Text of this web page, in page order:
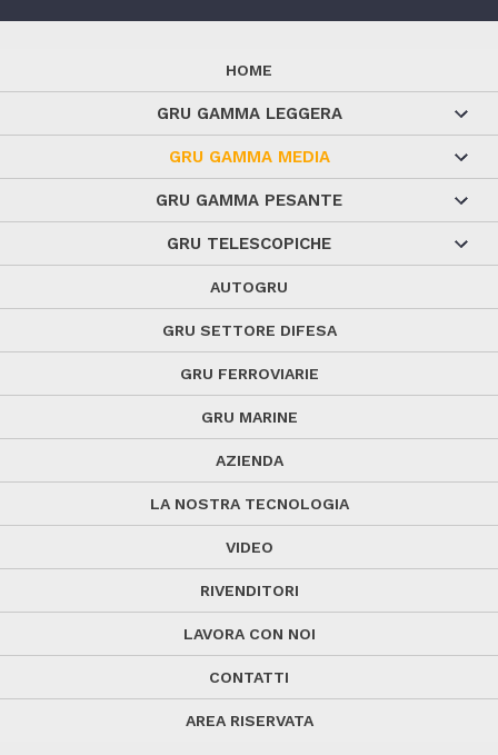
HOME
GRU GAMMA LEGGERA
GRU GAMMA MEDIA
GRU GAMMA PESANTE
GRU TELESCOPICHE
AUTOGRU
GRU SETTORE DIFESA
GRU FERROVIARIE
GRU MARINE
AZIENDA
LA NOSTRA TECNOLOGIA
VIDEO
RIVENDITORI
LAVORA CON NOI
CONTATTI
AREA RISERVATA